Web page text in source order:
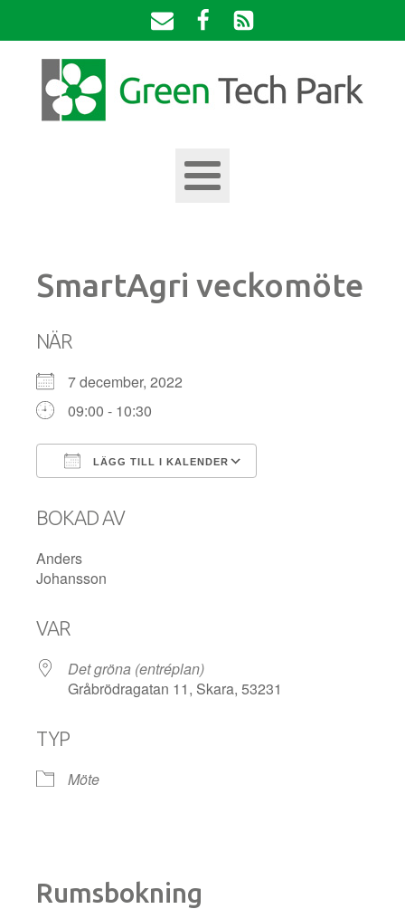
SmartAgri veckomöte
NÄR
7 december, 2022
09:00 - 10:30
LÄGG TILL I KALENDER
BOKAD AV
Anders
Johansson
VAR
Det gröna (entréplan)
Gråbrödragatan 11, Skara, 53231
TYP
Möte
Rumsbokning